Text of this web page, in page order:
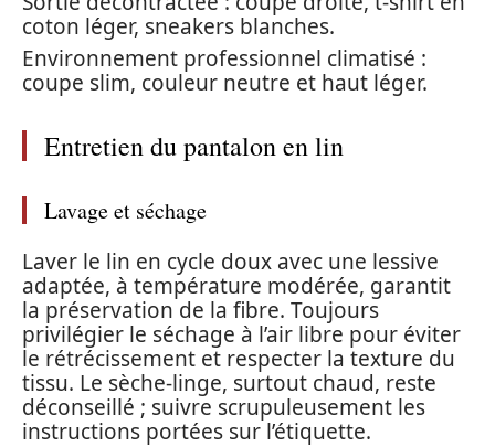
coton léger, sneakers blanches.
Environnement professionnel climatisé :
coupe slim, couleur neutre et haut léger.
Entretien du pantalon en lin
Lavage et séchage
Laver le lin en cycle doux avec une lessive
adaptée, à température modérée, garantit
la préservation de la fibre. Toujours
privilégier le séchage à l’air libre pour éviter
le rétrécissement et respecter la texture du
tissu. Le sèche-linge, surtout chaud, reste
déconseillé ; suivre scrupuleusement les
instructions portées sur l’étiquette.